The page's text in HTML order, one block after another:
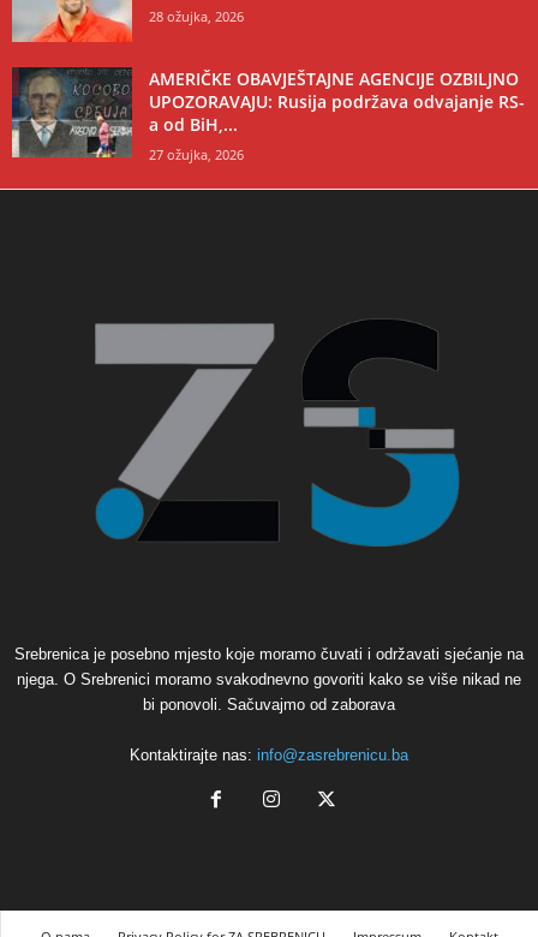
28 ožujka, 2026
AMERIČKE OBAVJEŠTAJNE AGENCIJE OZBILJNO
UPOZORAVAJU: Rusija podržava odvajanje RS-
a od BiH,...
27 ožujka, 2026
Srebrenica je posebno mjesto koje moramo čuvati i održavati sjećanje na
njega. O Srebrenici moramo svakodnevno govoriti kako se više nikad ne
bi ponovoli. Sačuvajmo od zaborava
Kontaktirajte nas: info@zasrebrenicu.ba